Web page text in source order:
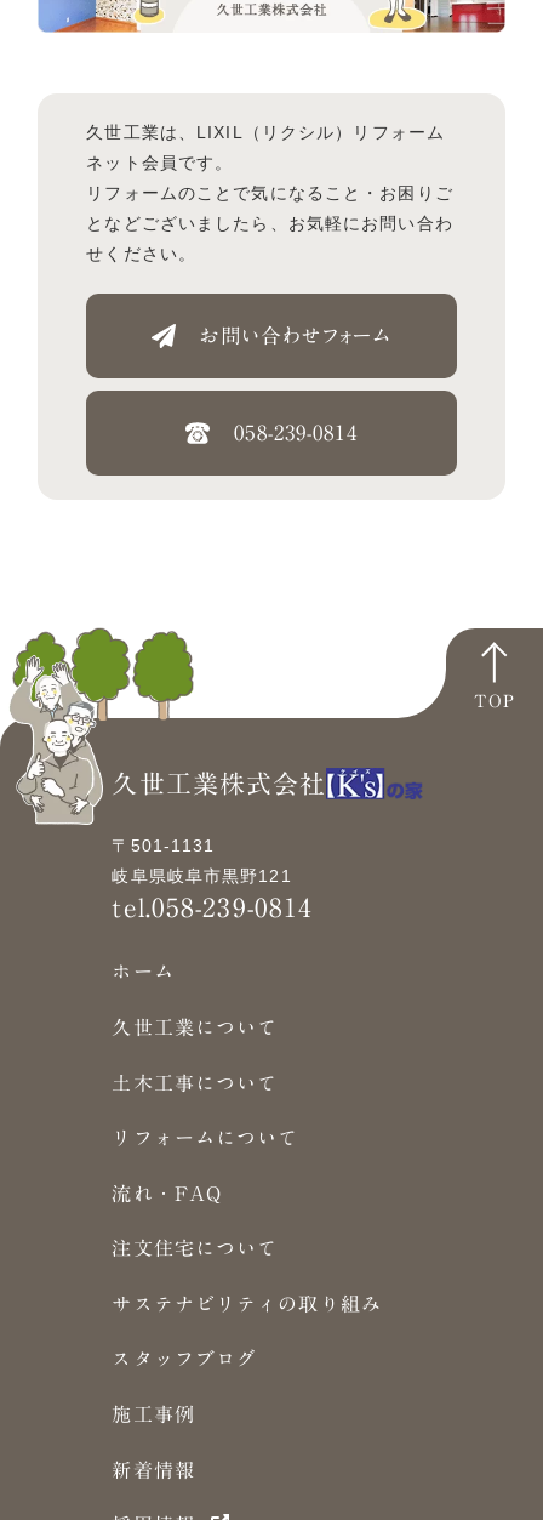
久世工業は、LIXIL（リクシル）リフォーム
ネット会員です。
リフォームのことで気になること・お困りご
となどございましたら、お気軽にお問い合わ
せください。
お問い合わせフォーム
058-239-0814
久世工業株式会社
〒501-1131
岐阜県岐阜市黒野121
tel.058-239-0814
ホーム
久世工業について
土木工事について
リフォームについて
流れ・FAQ
注文住宅について
サステナビリティの取り組み
スタッフブログ
施工事例
新着情報
TOP